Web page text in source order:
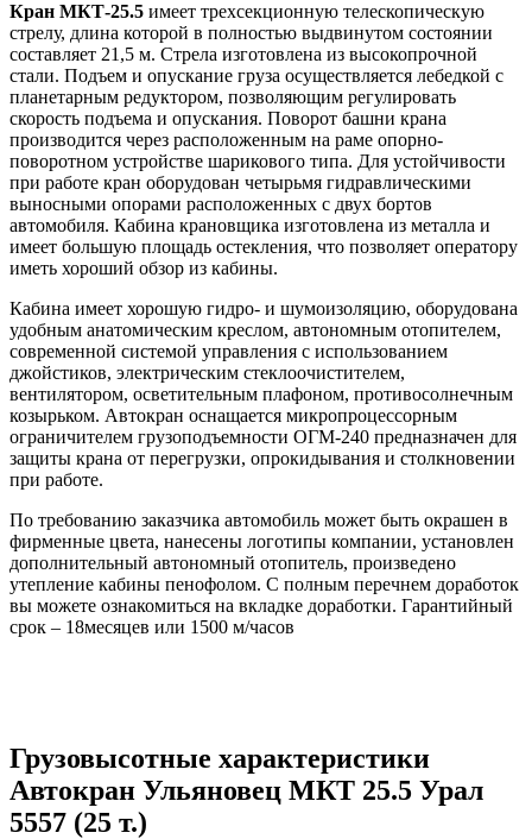
Кран МКТ-25.5 имеет трехсекционную телескопическую
стрелу, длина которой в полностью выдвинутом состоянии
составляет 21,5 м. Стрела изготовлена из высокопрочной
стали. Подъем и опускание груза осуществляется лебедкой с
планетарным редуктором, позволяющим регулировать
скорость подъема и опускания. Поворот башни крана
производится через расположенным на раме опорно-
поворотном устройстве шарикового типа. Для устойчивости
при работе кран оборудован четырьмя гидравлическими
выносными опорами расположенных с двух бортов
автомобиля. Кабина крановщика изготовлена из металла и
имеет большую площадь остекления, что позволяет оператору
иметь хороший обзор из кабины.
Кабина имеет хорошую гидро- и шумоизоляцию, оборудована
удобным анатомическим креслом, автономным отопителем,
современной системой управления с использованием
джойстиков, электрическим стеклоочистителем,
вентилятором, осветительным плафоном, противосолнечным
козырьком. Автокран оснащается микропроцессорным
ограничителем грузоподъемности ОГМ-240 предназначен для
защиты крана от перегрузки, опрокидывания и столкновении
при работе.
По требованию заказчика автомобиль может быть окрашен в
фирменные цвета, нанесены логотипы компании, установлен
дополнительный автономный отопитель, произведено
утепление кабины пенофолом. С полным перечнем доработок
вы можете ознакомиться на вкладке доработки. Гарантийный
срок – 18месяцев или 1500 м/часов
Грузовысотные характеристики
Автокран Ульяновец МКТ 25.5 Урал
5557 (25 т.)